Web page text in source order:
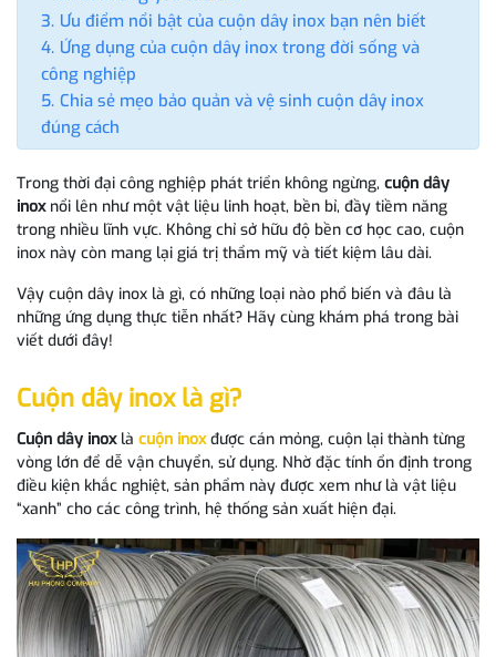
Ưu điểm nổi bật của cuộn dây inox bạn nên biết
Ứng dụng của cuộn dây inox trong đời sống và
công nghiệp
Chia sẻ mẹo bảo quản và vệ sinh cuộn dây inox
đúng cách
Trong thời đại công nghiệp phát triển không ngừng, cuộn dây
inoxnổi lên như một vật liệu linh hoạt, bền bỉ, đầy tiềm năng
trong nhiều lĩnh vực. Không chỉ sở hữu độ bền cơ học cao, cuộn
inox này còn mang lại giá trị thẩm mỹ và tiết kiệm lâu dài.
Vậy cuộn dây inox là gì, có những loại nào phổ biến và đâu là
những ứng dụng thực tiễn nhất? Hãy cùng khám phá trong bài
viết dưới đây!
Cuộn dây inox là gì?
Cuộn dây inoxlà cuộn inoxđược cán mỏng, cuộn lại thành từng
vòng lớn để dễ vận chuyển, sử dụng. Nhờ đặc tính ổn định trong
điều kiện khắc nghiệt, sản phẩm này được xem như là vật liệu
“xanh” cho các công trình, hệ thống sản xuất hiện đại.